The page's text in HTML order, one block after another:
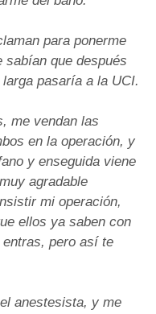
para ponerme
que después
pasaría a la UCI.
me vendan las
en la operación, y
y enseguida viene
agradable
mi operación,
ellos ya saben con
pero así te
anestesista, y me